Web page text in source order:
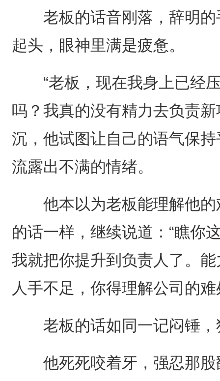
老板的话音刚落，辞明的
起头，眼神里满是疲惫。
“老板，现在我身上已经压
吗？我真的没有精力去负责
沉，他试图让自己的语气保
流露出不满的情绪。
他本以为老板能理解他的
的话一样，继续说道：“瞧你
我就把你提升到负责人了。
人手不足，你得理解公司的难
老板的话如同一记闷锤，
他死死咬着牙，强忍那股